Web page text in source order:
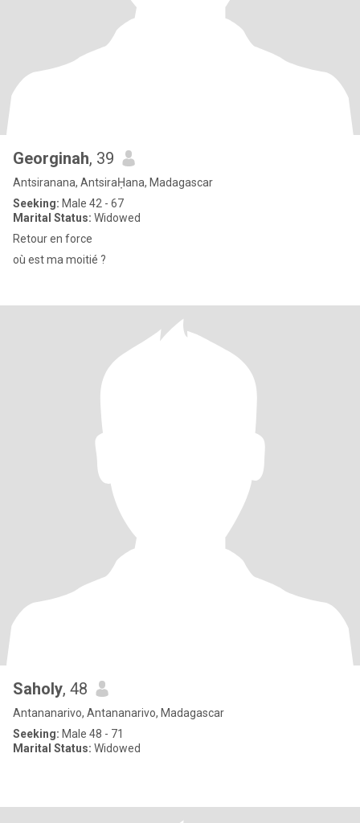
Georginah, 39
Antsiranana, AntsiraḤana, Madagascar
Seeking: Male 42 - 67
Marital Status: Widowed
Retour en force
où est ma moitié ?
Saholy, 48
Antananarivo, Antananarivo, Madagascar
Seeking: Male 48 - 71
Marital Status: Widowed